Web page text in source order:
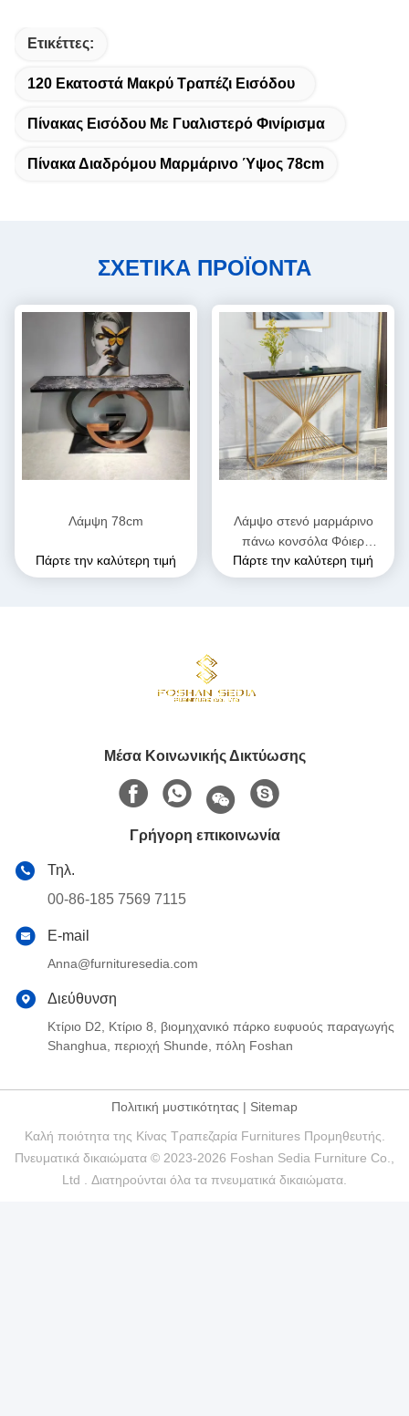
Ετικέττες:
120 Εκατοστά Μακρύ Τραπέζι Εισόδου
Πίνακας Εισόδου Με Γυαλιστερό Φινίρισμα
Πίνακα Διαδρόμου Μαρμάρινο Ύψος 78cm
ΣΧΕΤΙΚΑ ΠΡΟΪΟΝΤΑ
Λάμψη 78cm
Πάρτε την καλύτερη τιμή
Λάμψο στενό μαρμάρινο
πάνω κονσόλα Φόιερ
τραπέζι πλάτος 45cm
Πάρτε την καλύτερη τιμή
Μέσα Κοινωνικής Δικτύωσης
Γρήγορη επικοινωνία
Τηλ.
00-86-185 7569 7115
E-mail
Anna@furnituresedia.com
Διεύθυνση
Κτίριο D2, Κτίριο 8, βιομηχανικό πάρκο ευφυούς παραγωγής
Shanghua, περιοχή Shunde, πόλη Foshan
Πολιτική μυστικότητας | Sitemap
Καλή ποιότητα της Κίνας Τραπεζαρία Furnitures Προμηθευτής.
Πνευματικά δικαιώματα © 2023-2026 Foshan Sedia Furniture Co.,
Ltd . Διατηρούνται όλα τα πνευματικά δικαιώματα.